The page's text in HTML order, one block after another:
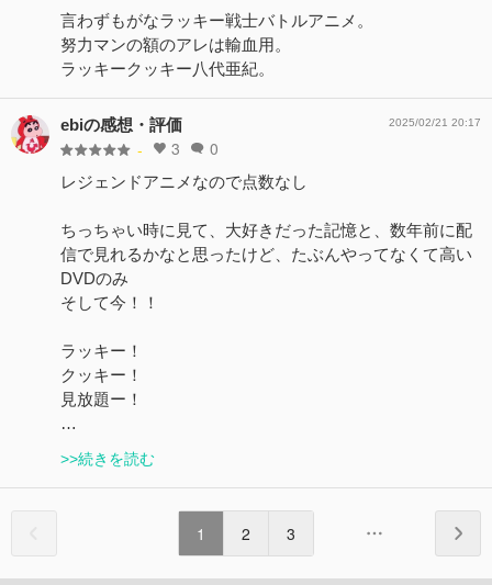
言わずもがなラッキー戦士バトルアニメ。
努力マンの額のアレは輸血用。
ラッキークッキー八代亜紀。
ebiの感想・評価
- 3 0
2025/02/21 20:17
レジェンドアニメなので点数なし
ちっちゃい時に見て、大好きだった記憶と、数年前に配
信で見れるかなと思ったけど、たぶんやってなくて高い
DVDのみ
そして今！！
ラッキー！
クッキー！
見放題ー！
…
>>続きを読む
1 2 3